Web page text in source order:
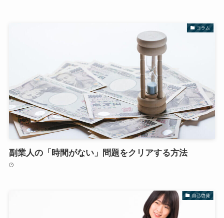
コラム
副業人の「時間がない」問題をクリアする方法
自己啓発